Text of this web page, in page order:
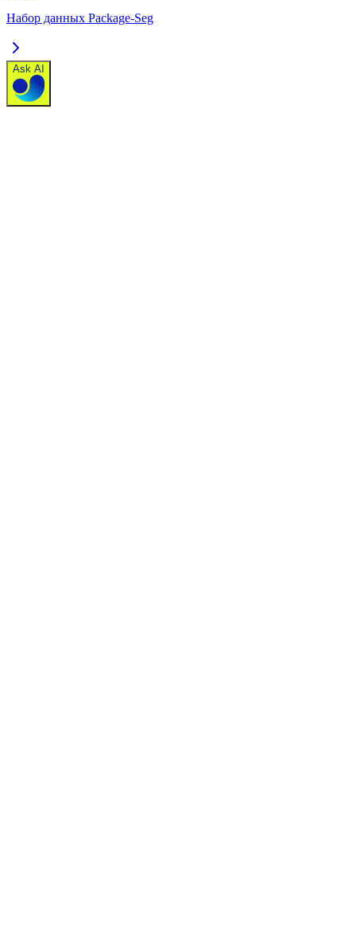
Набор данных Package-Seg
Ask AI